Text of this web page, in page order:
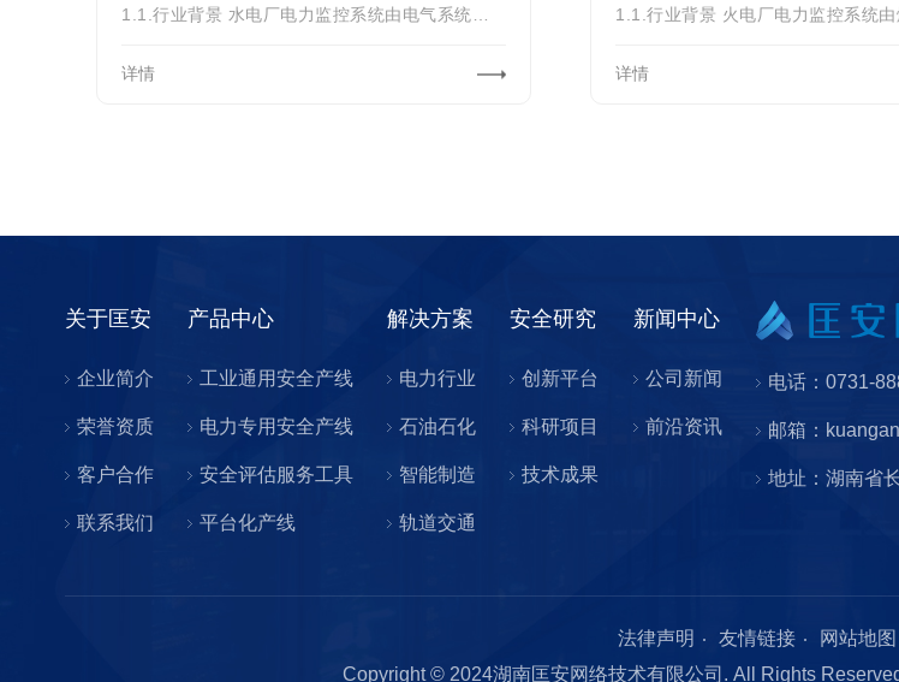
详情 详情
关于匡安
企业简介
荣誉资质
客户合作
联系我们
产品中心
工业通用安全产线
电力专用安全产线
安全评估服务工具
平台化产线
解决方案
电力行业
石油石化
智能制造
轨道交通
安全研究
创新平台
科研项目
技术成果
新闻中心
公司新闻
前沿资讯
电话：0731-
邮箱：
地址：湖南省
法律声明 友情链接 网站地图
Copyright © 2024湖南匡安网络技术有限公司. All Rights